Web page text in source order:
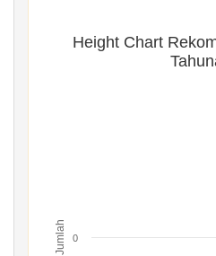
Jumlah
Height Chart
0